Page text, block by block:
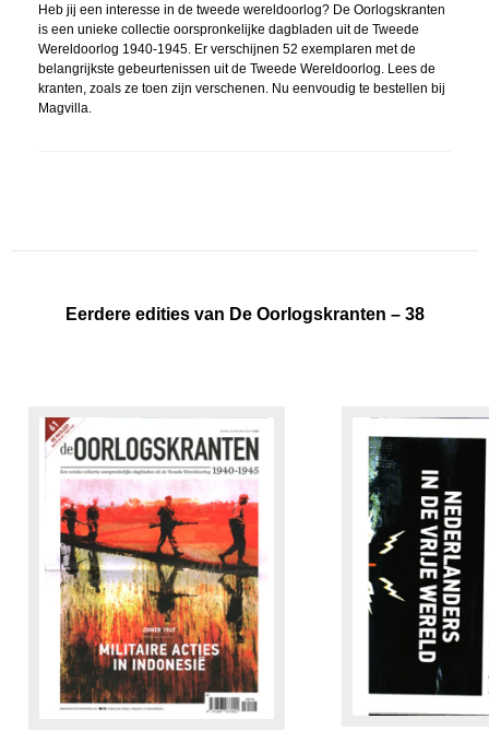
Heb jij een interesse in de tweede wereldoorlog? De Oorlogskranten
is een unieke collectie oorspronkelijke dagbladen uit de Tweede
Wereldoorlog 1940-1945. Er verschijnen 52 exemplaren met de
belangrijkste gebeurtenissen uit de Tweede Wereldoorlog. Lees de
kranten, zoals ze toen zijn verschenen. Nu eenvoudig te bestellen bij
Magvilla.
Eerdere edities van De Oorlogskranten – 38